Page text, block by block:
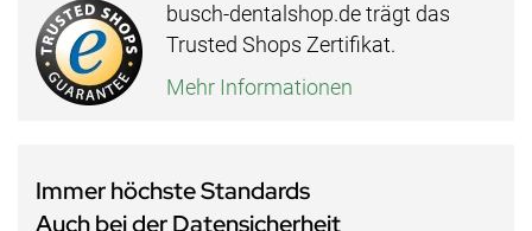
busch-dentalshop.de trägt das
Trusted Shops Zertifikat.
Mehr Informationen
Immer höchste Standards
Auch bei der Datensicherheit